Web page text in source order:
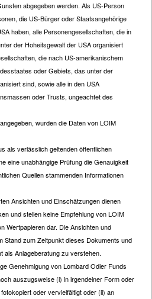
abgegeben werden. Als US-Person
die US-Bürger oder Staatsangehörige
haben, alle Personengesellschaften, die in
der Hoheitsgewalt der USA organisiert
die nach US-amerikanischem
oder Gebiets, das unter der
sind, sowie alle in den USA
oder Trusts, ungeachtet des
wurden die Daten von LOIM
als verlässlich geltenden öffentlichen
eine unabhängige Prüfung die Genauigkeit
Quellen stammenden Informationen
Ansichten und Einschätzungen dienen
und stellen keine Empfehlung von LOIM
Wertpapieren dar. Die Ansichten und
Stand zum Zeitpunkt dieses Dokuments und
als Anlageberatung zu verstehen.
Genehmigung von Lombard Odier Funds
auszugsweise (i) in irgendeiner Form oder
oder vervielfältigt oder (ii) an